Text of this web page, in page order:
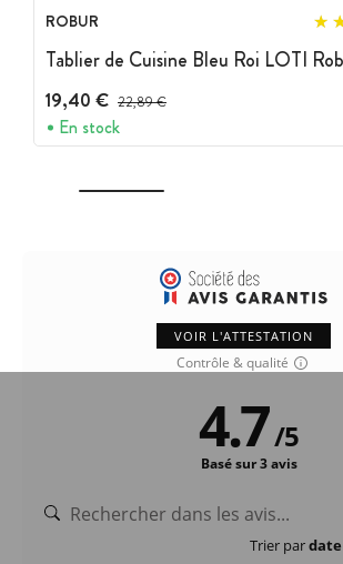
ROBUR
Tablier de Cuisine Bleu Roi LOTI
19,40 € Prix avant réduction :
22,89 €
En stock
VOIR L'ATTESTATION
Contrôle & qualité
4.7/5
Basé sur 3 avis
Trier par